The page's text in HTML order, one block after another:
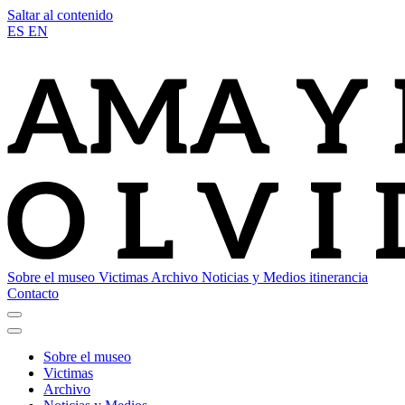
Saltar al contenido
ES EN
Sobre el museo Victimas Archivo Noticias y Medios itinerancia
Contacto
Sobre el museo
Victimas
Archivo